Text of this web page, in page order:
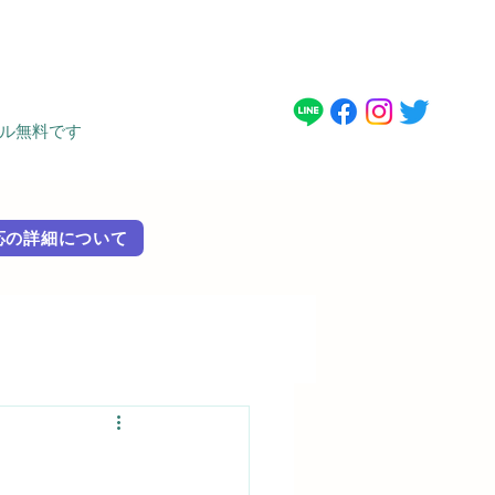
無料です
詳細に​ついて